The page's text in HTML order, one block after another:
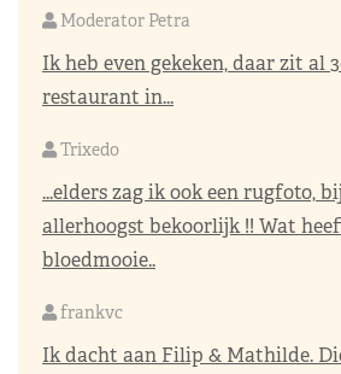
Moderator Petra
Ik heb even gekeken, daar zit al
restaurant in...
Trixedo
...elders zag ik ook een rugfoto,
allerhoogst bekoorlijk !! Wat
bloedmooie..
frankvc
Ik dacht aan Filip & Mathilde.